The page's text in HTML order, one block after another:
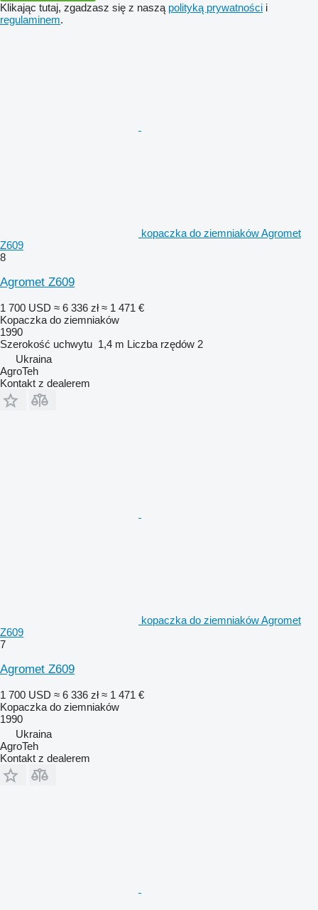
Klikając tutaj, zgadzasz się z naszą polityką prywatności i
regulaminem.
kopaczka do ziemniaków Agromet
Z609
8
Agromet Z609
1 700 USD ≈ 6 336 zł ≈ 1 471 €
Kopaczka do ziemniaków
1990
Szerokość uchwytu 1,4 m Liczba rzędów 2
Ukraina
AgroTeh
Kontakt z dealerem
kopaczka do ziemniaków Agromet
Z609
7
Agromet Z609
1 700 USD ≈ 6 336 zł ≈ 1 471 €
Kopaczka do ziemniaków
1990
Ukraina
AgroTeh
Kontakt z dealerem